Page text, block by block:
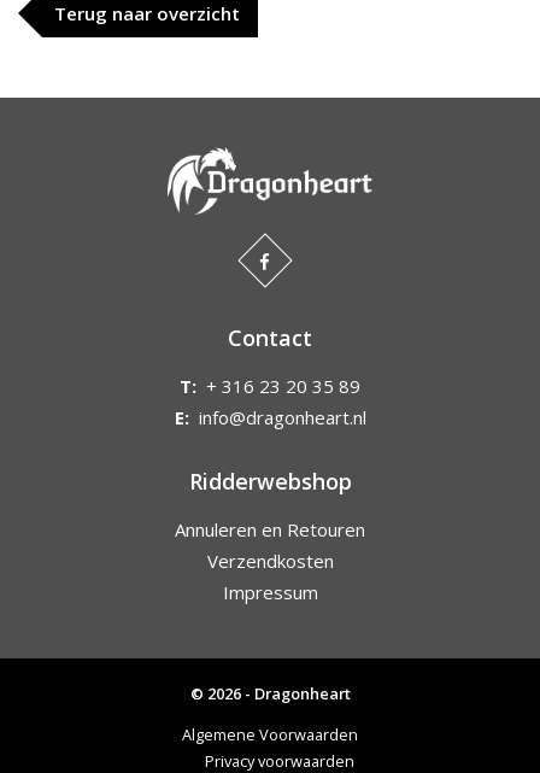
Terug naar overzicht
Contact
T: + 316 23 20 35 89
E: info@dragonheart.nl
Ridderwebshop
Annuleren en Retouren
Verzendkosten
Impressum
© 2026 - Dragonheart
Algemene Voorwaarden
Privacy voorwaarden